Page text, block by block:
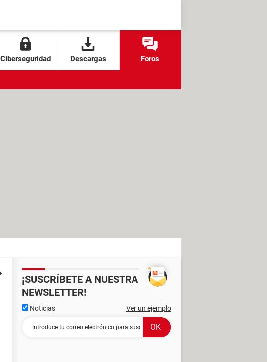
Ciberseguridad Descargas Foros
¡SUSCRÍBETE A NUESTRA
NEWSLETTER!
Noticias Ver un ejemplo